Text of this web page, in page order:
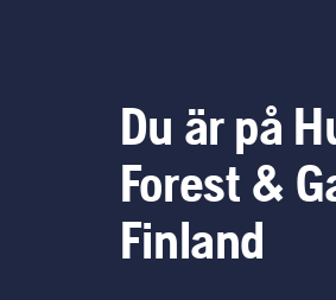
Du är på
Forest &
Finland